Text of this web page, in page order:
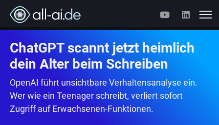
ChatGPT scannt jetzt heimlich
dein Alter beim Schreiben
OpenAI führt unsichtbare Verhaltensanalyse ein.
Wer wie ein Teenager schreibt, verliert sofort
Zugriff auf Erwachsenen-Funktionen.